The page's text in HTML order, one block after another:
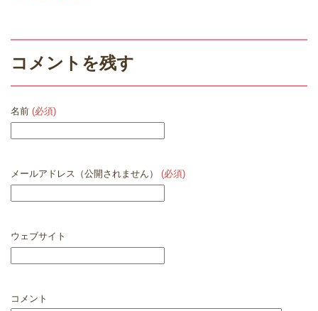
コメントを残す
名前 (必須)
メールアドレス（公開されません） (必須)
ウェブサイト
コメント